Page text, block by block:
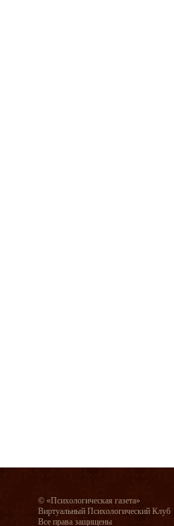
© «Психологическая газета»
Виртуальный Психологический Клуб
Все права защищены